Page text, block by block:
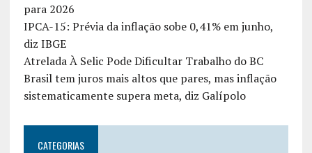
para 2026
IPCA-15: Prévia da inflação sobe 0,41% em junho,
diz IBGE
Atrelada À Selic Pode Dificultar Trabalho do BC
Brasil tem juros mais altos que pares, mas inflação
sistematicamente supera meta, diz Galípolo
CATEGORIAS